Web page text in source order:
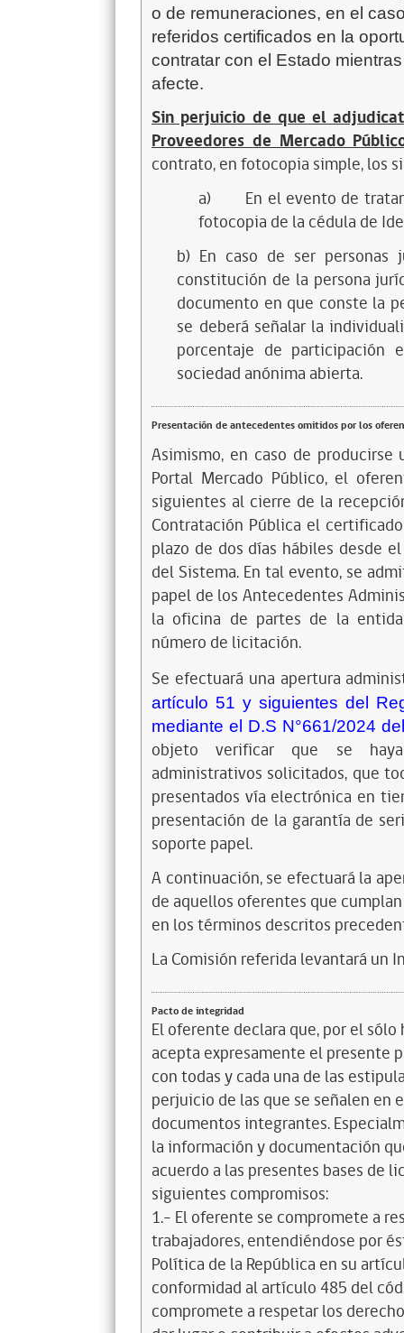
o de remuneraciones, en el
referidos certificados en la
contratar con el Estado
afecte.
Sin perjuicio de que el
Proveedores de Mercado
contrato, en fotocopia simple, los
a)
En el evento de
fotocopia de la cédula de
b) En caso de ser personas
constitución de la persona
documento en que conste la
se deberá señalar la
porcentaje de participación
sociedad anónima abierta.
Presentación de antecedentes omitidos por los
Asimismo, en caso de
Portal Mercado Público, el
siguientes al cierre de la
Contratación Pública el
plazo de dos días hábiles desde
del Sistema. En tal evento, se
papel de los Antecedentes
la oficina de partes de la
número de licitación.
Se efectuará una apertura
artículo 51 y siguientes del
mediante el D.S N°661/2024
objeto verificar que se
administrativos solicitados, que
presentados vía electrónica en
presentación de la garantía de
soporte papel.
A continuación, se efectuará la
de aquellos oferentes que
en los términos descritos
La Comisión referida levantará un
Pacto de integridad
El oferente declara que, por el
acepta expresamente el presente
con todas y cada una de las
perjuicio de las que se señalen en
documentos integrantes.
la información y documentación
acuerdo a las presentes bases de
siguientes compromisos:
1.- El oferente se compromete a
trabajadores, entendiéndose por
Política de la República en su
conformidad al artículo 485 del
compromete a respetar los